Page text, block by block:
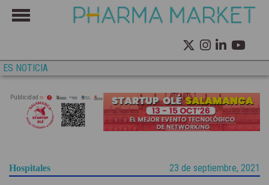
ES NOTICIA
Publicidad
Hospitales 23 de septiembre, 2021